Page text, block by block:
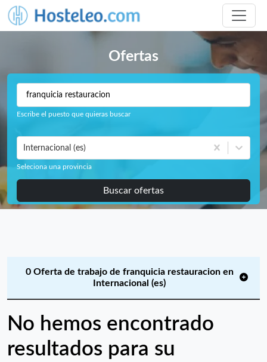
Ofertas
Escribe el puesto que quieras buscar
Internacional (es)
Seleciona una provincia
Buscar ofertas
0 Oferta de trabajo de franquicia restauracion en
Internacional (es)
No hemos encontrado
resultados para su